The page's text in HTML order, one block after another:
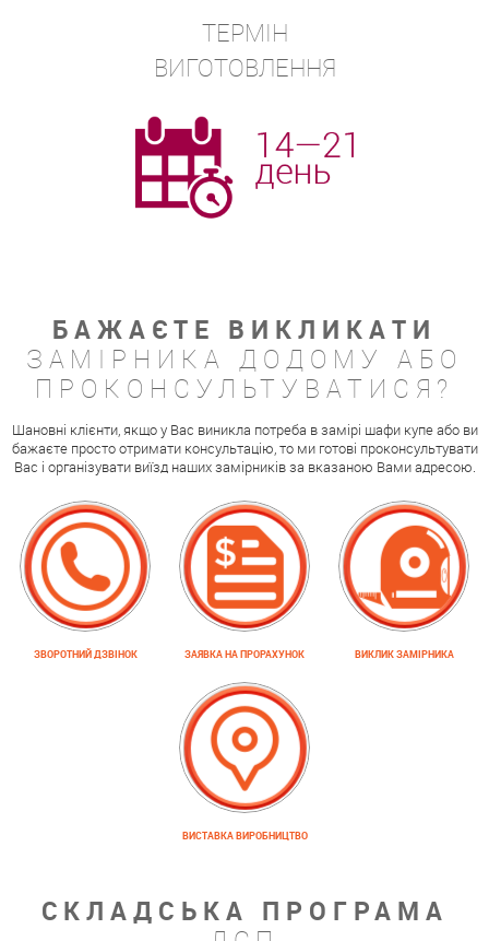
ТЕРМІН
ВИГОТОВЛЕННЯ
БАЖАЄТЕ ВИКЛИКАТИ
ЗАМІРНИКА ДОДОМУ АБО
ПРОКОНСУЛЬТУВАТИСЯ?
Шановні клієнти, якщо у Вас виникла потреба в замірі шафи купе або ви
бажаєте просто отримати консультацію, то ми готові проконсультувати
Вас і організувати виїзд наших замірників за вказаною Вами адресою.
ЗВОРОТНИЙ ДЗВІНОК ЗАЯВКА НА ПРОРАХУНОК ВИКЛИК ЗАМІРНИКА
ВИСТАВКА ВИРОБНИЦТВО
СКЛАДСЬКА ПРОГРАМА